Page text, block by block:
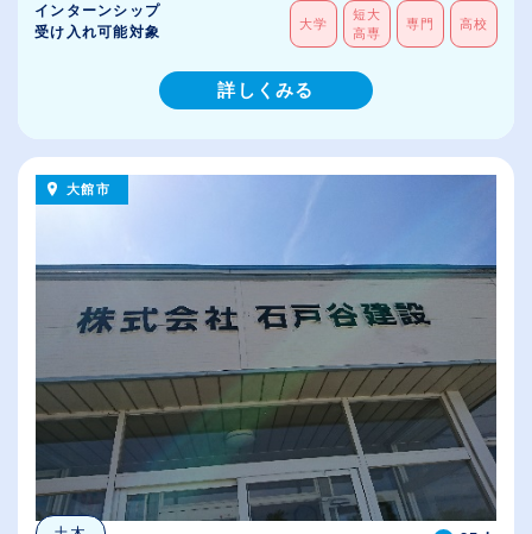
インターンシップ
受け入れ可能対象
大学
短大
高専
専門 高校
詳しくみる
大館市